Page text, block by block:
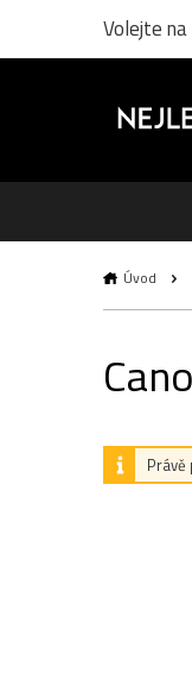
Volejte na
Úvod